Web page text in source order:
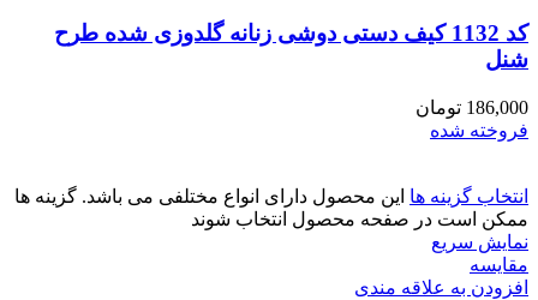
کد 1132 کیف دستی دوشی زنانه گلدوزی شده طرح
شنل
186,000 تومان
فروخته شده
انتخاب گزینه ها این محصول دارای انواع مختلفی می باشد. گزینه ها
ممکن است در صفحه محصول انتخاب شوند
نمایش سریع
مقايسه
افزودن به علاقه مندی